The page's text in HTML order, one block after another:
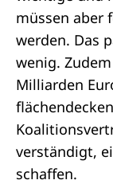
müssen aber
werden. Das
wenig.
Milliarden
verständigt,
schaffen.